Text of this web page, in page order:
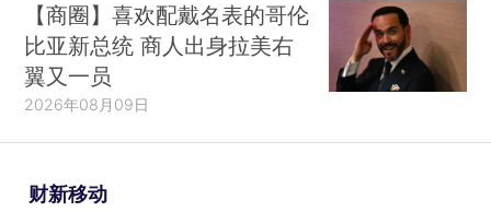
【商圈】喜欢配戴名表的哥伦
比亚新总统 商人出身拉美右
翼又一员
2026年08月09日
财新移动